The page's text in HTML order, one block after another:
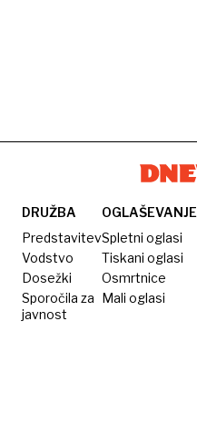
DRUŽBA
Predstavitev
Vodstvo
Dosežki
Sporočila za
javnost
OGLAŠEVANJE
Spletni oglasi
Tiskani oglasi
Osmrtnice
Mali oglasi